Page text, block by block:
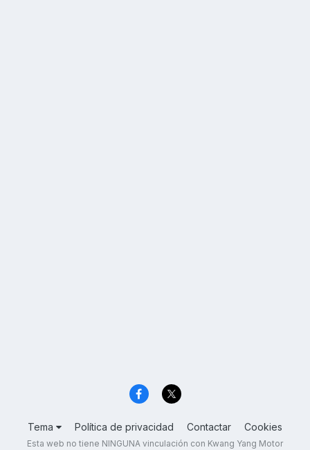
Tema Política de privacidad Contactar Cookies
Esta web no tiene NINGUNA vinculación con Kwang Yang Motor